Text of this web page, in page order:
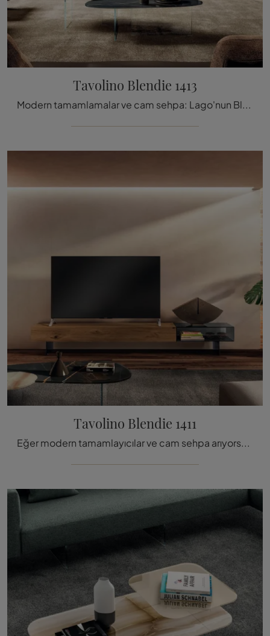
Tavolino Blendie 1413
Modern tamamlamalar ve cam sehpa: Lago'nun Blendie 1413 modeli hakkında bilgi alarak mekanlarınızı değerlendirebilirsiniz.
Tavolino Blendie 1411
Eğer modern tamamlayıcılar ve cam sehpa arıyorsanız, Lago markasının Blendie 1411 modeli hakkında daha fazla bil